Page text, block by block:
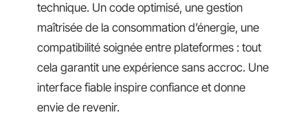
technique. Un code optimisé, une gestion
maîtrisée de la consommation d’énergie, une
compatibilité soignée entre plateformes : tout
cela garantit une expérience sans accroc. Une
interface fiable inspire confiance et donne
envie de revenir.